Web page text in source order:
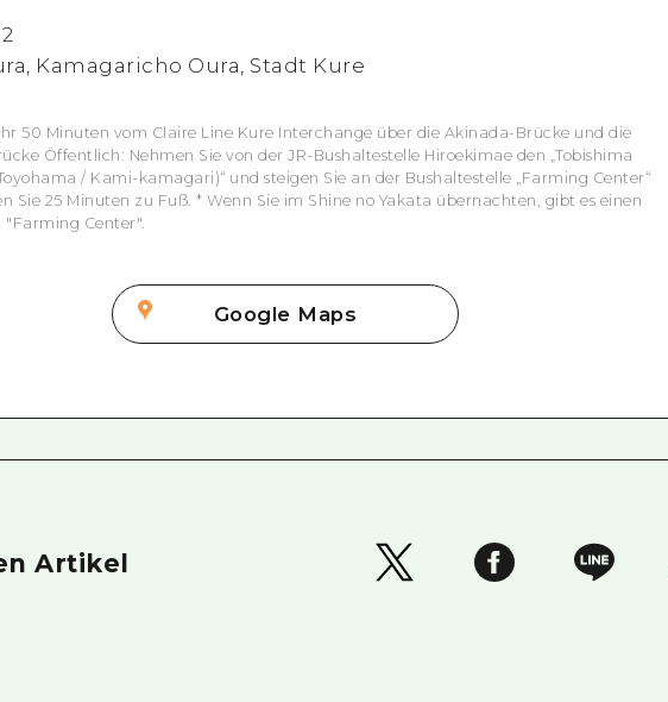
Kamagaricho Oura, Stadt Kure
50 Minuten vom Claire Line Kure Interchange über die Akinada-Brücke und die
Öffentlich: Nehmen Sie von der JR-Bushaltestelle Hiroekimae den „Tobishima
/ Kami-kamagari)“ und steigen Sie an der Bushaltestelle „Farming Center“
Sie 25 Minuten zu Fuß. * Wenn Sie im Shine no Yakata übernachten, gibt es einen
"Farming Center".
Google Maps
Artikel